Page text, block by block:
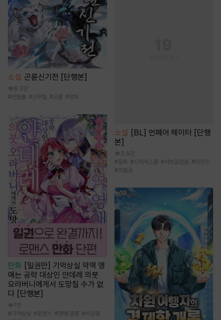
소설 곤륜신기전 [단행본]
8.3만
#선협물 #신무협 #곤륜 #정파
만화 [일권만] 기억상실 악역 영
애는 공략 대상인 얀데레 의붓
오라버니에게서 도망칠 수가 없
다 [단행본]
1천
#기억상실 #로맨스 #연애/결혼 #서양풍
소설 [BL] 언페어 헤이터 [단행
본]
3.5만
#질투 #시리어스물 #서브공있음 #미인수
#까칠공